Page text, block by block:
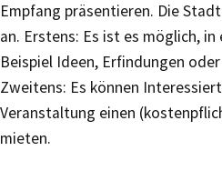
Empfang präsentieren. Die
an. Erstens: Es ist es möglich,
Beispiel Ideen, Erfindungen
Zweitens: Es können
Veranstaltung einen
mieten.